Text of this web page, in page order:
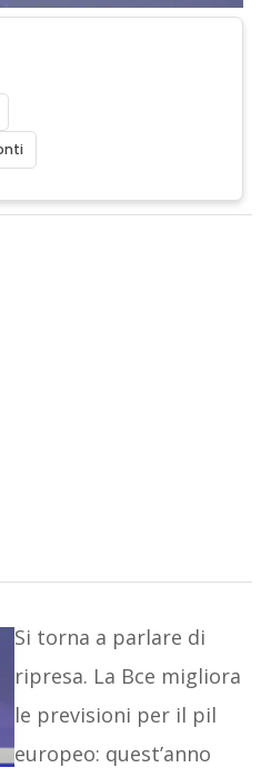
Si torna a parlare di
ripresa. La Bce migliora
le previsioni per il pil
europeo: quest’anno